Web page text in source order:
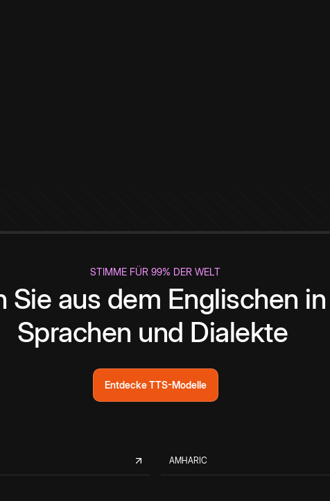
STIMME FÜR 99% DER WELT
Sie aus dem Englischen
Sprachen und Dialekte
Entdecke TTS-Modelle
AMHARIC